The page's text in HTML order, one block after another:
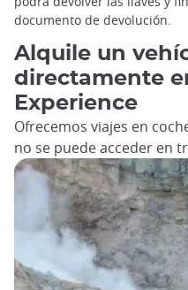
documento de devolución.
Alquile un
directamente
Experience
Ofrecemos viajes en
no se puede acceder en